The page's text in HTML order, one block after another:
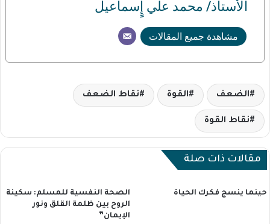
الأستاذ/ محمد علي إٍسماعيل
مشاهدة جميع المقالات
الضعف القوة نقاط الضعف
نقاط القوة
مقالات ذات صلة
حينما ينسج فكرك الحياة
الصحة النفسية للمسلم: سكينة
الروح بين ظلمة القلق ونور
الإيمان”